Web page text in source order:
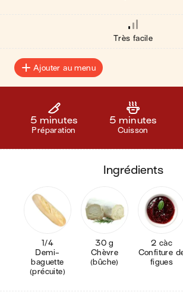
Très facile
Ajouter au menu
5 minutes
Préparation
5 minutes
Cuisson
ingrédients
1/4
Demi-
baguette
(précuite)
30 g
Chèvre
(bûche)
2 càc
Confiture de
figues